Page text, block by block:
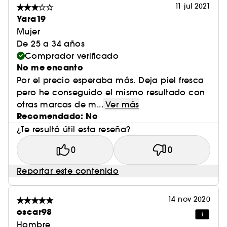
11 jul 2021
Yara19
Mujer
De 25 a 34 años
Comprador verificado
No me encanto
Por el precio esperaba más. Deja piel fresca
pero he conseguido el mismo resultado con
otras marcas de m... Ver más
Recomendado: No
¿Te resultó útil esta reseña?
0 0
Reportar este contenido
14 nov 2020
oscar98
Hombre